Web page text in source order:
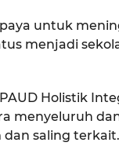
untuk
menjadi
Holistik
menyeluruh
saling terkait.